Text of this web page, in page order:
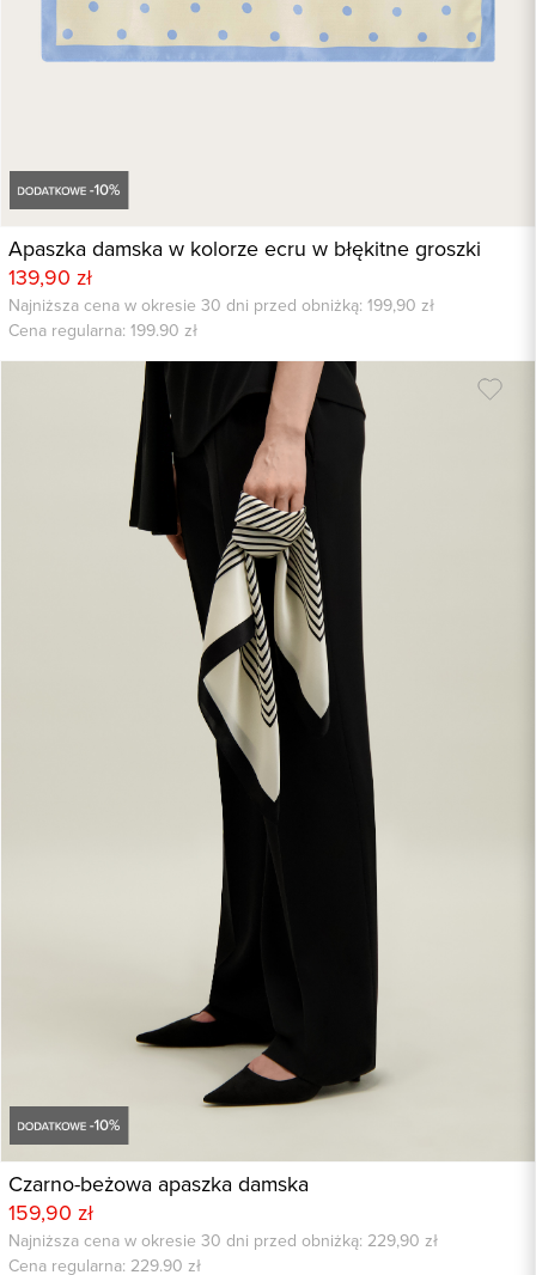
Apaszka damska w kolorze ecru w błękitne groszki
139,90 zł
Najniższa cena w okresie 30 dni przed obniżką: 199,90 zł
Cena regularna: 199.90 zł
Czarno-beżowa apaszka damska
159,90 zł
Najniższa cena w okresie 30 dni przed obniżką: 229,90 zł
Cena regularna: 229.90 zł